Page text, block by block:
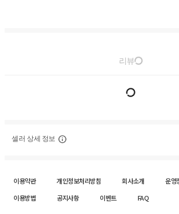
리뷰
셀러 상세 정보
이용약관 개인정보처리방침 회사소개
운영
이용방법
공지사항 이벤트 FAQ